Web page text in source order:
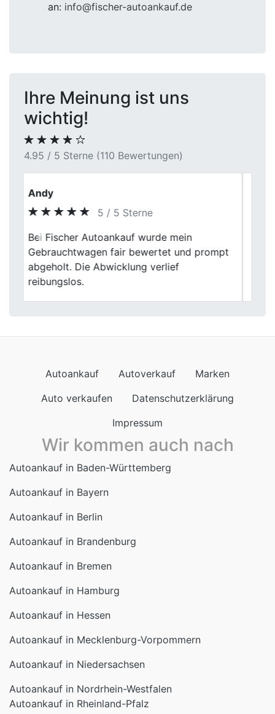
an: info@fischer-autoankauf.de
Ihre Meinung ist uns
wichtig!
4.95 / 5 Sterne (110 Bewertungen)
Klaus Richter
5 / 5 Sterne
Der Fahrzeugverkauf bei Fischer
Autoankauf bei mir in Hagen verlief
geordnet und transparent. Die Beratung
war kompetent und nachvollziehbar.
Previous
Autoankauf Autoverkauf
Marken
Auto verkaufen
Datenschutzerklärung
Impressum
Wir kommen auch nach
Autoankauf in Baden-Württemberg
Autoankauf in Bayern
Autoankauf in Berlin
Autoankauf in Brandenburg
Autoankauf in Bremen
Autoankauf in Hamburg
Autoankauf in Hessen
Autoankauf in Mecklenburg-Vorpommern
Autoankauf in Niedersachsen
Autoankauf in Nordrhein-Westfalen
Autoankauf in Rheinland-Pfalz